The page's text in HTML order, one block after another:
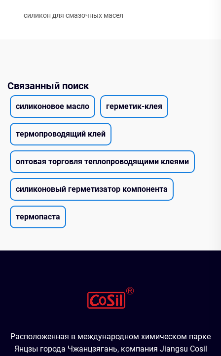
силикон для смазочных масел
Связанный поиск
силиконовое масло герметик-клея
термопроводящий клей
оптовая торговля теплопроводящими клеями
силиконовый герметизатор компонента
термопаста
Расположенная в международном химическом парке
Янцзы города Чжанцзягань, компания Jiangsu Cosil